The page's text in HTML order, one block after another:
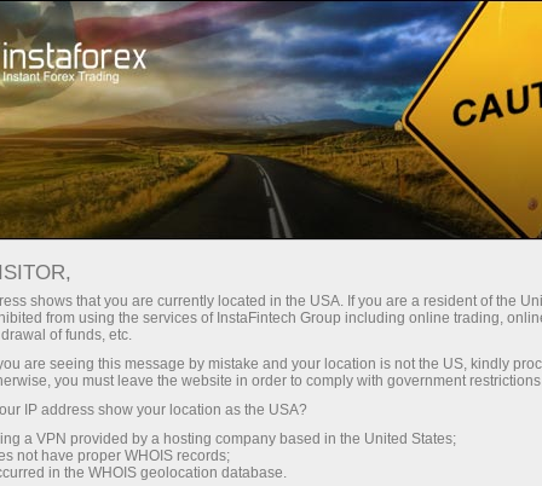
通过InstaForex获得真正竞争力的机
点差和手续费，以及股票和指数交
易的优惠条件
最低
每笔存款
30%奖金
交易速度
与赛道速度
shows that you are currently located in the USA. If you are a resident of the
from using the services of InstaFintech Group including online trading,
of funds, etc.
are seeing this message by mistake and your location is not the US, kindly
you must leave the website in order to comply with government
IP address show your location as the USA?
a VPN provided by a hosting company based in the United States;
not have proper WHOIS records;
in the WHOIS geolocation database.